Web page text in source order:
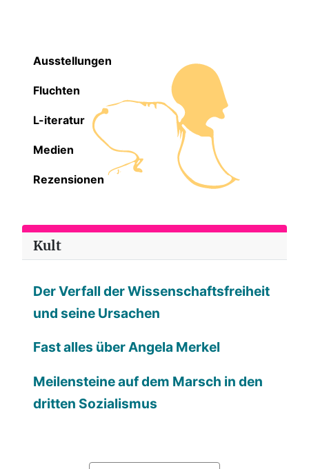
Ausstellungen
Fluchten
L-iteratur
Medien
Rezensionen
Kult
Der Verfall der Wissenschaftsfreiheit
und seine Ursachen
Fast alles über Angela Merkel
Meilensteine auf dem Marsch in den
dritten Sozialismus